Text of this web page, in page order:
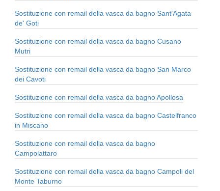
Sostituzione con remail della vasca da bagno Sant'Agata
de' Goti
Sostituzione con remail della vasca da bagno Cusano
Mutri
Sostituzione con remail della vasca da bagno San Marco
dei Cavoti
Sostituzione con remail della vasca da bagno Apollosa
Sostituzione con remail della vasca da bagno Castelfranco
in Miscano
Sostituzione con remail della vasca da bagno
Campolattaro
Sostituzione con remail della vasca da bagno Campoli del
Monte Taburno